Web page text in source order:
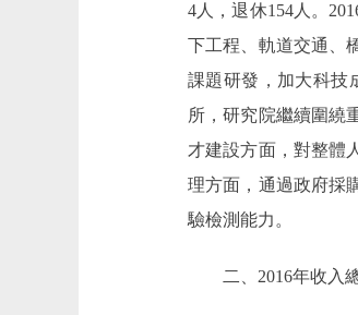
4人，退休154人。
下工程、軌道交通、
課題研發，加大科技
所，研究院繼續圍繞
才建設方面，對整體
理方面，通過政府採
驗檢測能力。
二、2016年收入